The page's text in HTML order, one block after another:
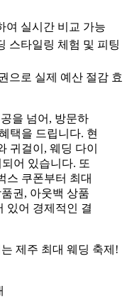
여 실시간 비교 가능
스타일링 체험 및 피팅
으로 실제 예산 절감 효
을 넘어, 방문하
택을 드립니다. 현
귀걸이, 웨딩 다이
어 있습니다. 또
스 쿠폰부터 최대
권, 아웃백 상품
있어 경제적인 결
제주 최대 웨딩 축제!